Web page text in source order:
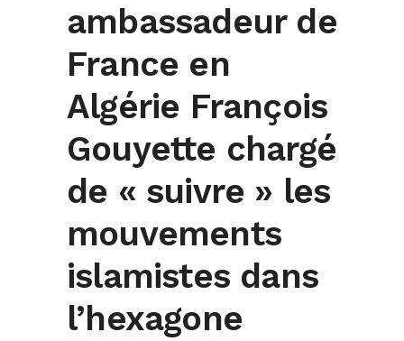
ambassadeur de
France en
Algérie François
Gouyette chargé
de « suivre » les
mouvements
islamistes dans
l’hexagone